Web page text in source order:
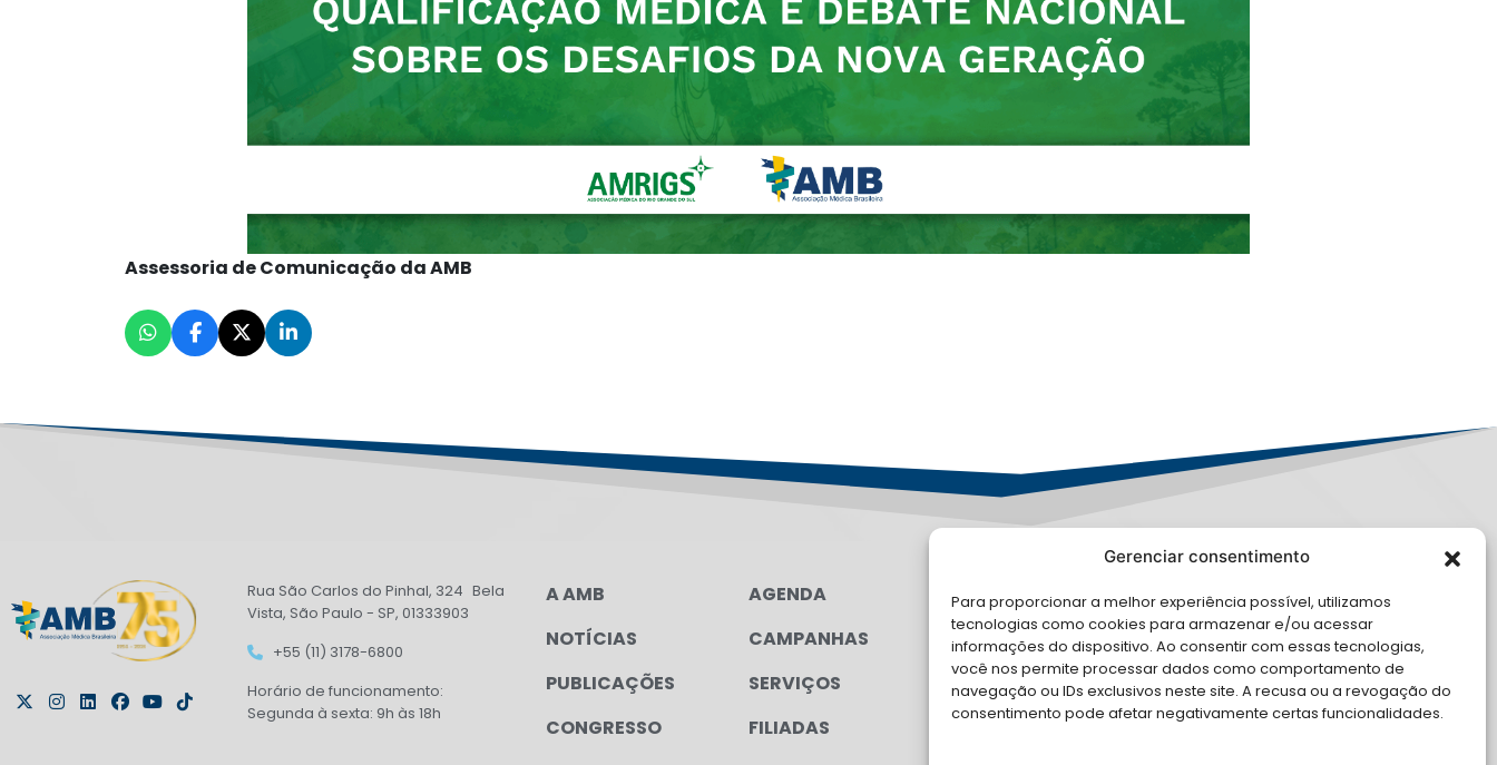
Gerenciar consentimento
Para proporcionar a melhor experiência possível, utilizamos
tecnologias como cookies para armazenar e/ou acessar
informações do dispositivo. Ao consentir com essas tecnologias,
você nos permite processar dados como comportamento de
navegação ou IDs exclusivos neste site. A recusa ou a revogação do
consentimento pode afetar negativamente certas funcionalidades.
Assessoria de Comunicação da AMB
Rua São Carlos do Pinhal, 324 Bela
Vista, São Paulo - SP, 01333903
+55 (11) 3178-6800
Horário de funcionamento:
Segunda à sexta: 9h às 18h
A AMB
NOTÍCIAS
PUBLICAÇÕES
CONGRESSO
AGENDA
CAMPANHAS
SERVIÇOS
FILIADAS
LGPD
FALE CONOSCO
Solicite Apoio Institucional da AMB
para o seu evento